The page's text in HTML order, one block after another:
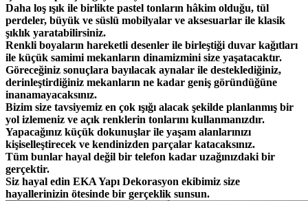
Daha loş ışık ile birlikte pastel tonların hâkim olduğu, tül
perdeler, büyük ve süslü mobilyalar ve aksesuarlar ile klasik
şıklık yaratabilirsiniz.
Renkli boyaların hareketli desenler ile birleştiği duvar kağıtları
ile küçük samimi mekanların dinamizmini size yaşatacaktır.
Göreceğiniz sonuçlara bayılacak aynalar ile desteklediğiniz,
derinleştirdiğiniz mekanların ne kadar geniş göründüğüne
inanamayacaksınız.
Bizim size tavsiyemiz en çok ışığı alacak şekilde planlanmış bir
yol izlemeniz ve açık renklerin tonlarını kullanmanızdır.
Yapacağınız küçük dokunuşlar ile yaşam alanlarınızı
kişiselleştirecek ve kendinizden parçalar katacaksınız.
Tüm bunlar hayal değil bir telefon kadar uzağınızdaki bir
gerçektir.
Siz hayal edin EKA Yapı Dekorasyon ekibimiz size
hayallerinizin ötesinde bir gerçeklik sunsun.